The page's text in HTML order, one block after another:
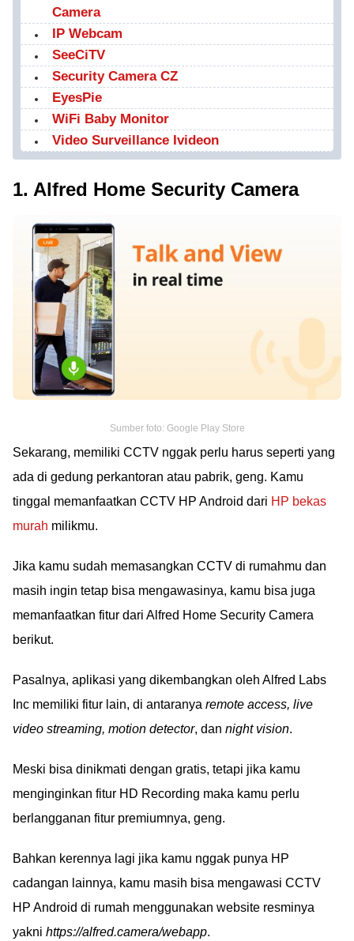
Camera
IP Webcam
SeeCiTV
Security Camera CZ
EyesPie
WiFi Baby Monitor
Video Surveillance Ivideon
1. Alfred Home Security Camera
Sumber foto: Google Play Store
Sekarang, memiliki CCTV nggak perlu harus seperti yang
ada di gedung perkantoran atau pabrik, geng. Kamu
tinggal memanfaatkan CCTV HP Android dari HP bekas
murah milikmu.
Jika kamu sudah memasangkan CCTV di rumahmu dan
masih ingin tetap bisa mengawasinya, kamu bisa juga
memanfaatkan fitur dari Alfred Home Security Camera
berikut.
Pasalnya, aplikasi yang dikembangkan oleh Alfred Labs
Inc memiliki fitur lain, di antaranya remote access, live
video streaming, motion detector, dan night vision.
Meski bisa dinikmati dengan gratis, tetapi jika kamu
menginginkan fitur HD Recording maka kamu perlu
berlangganan fitur premiumnya, geng.
Bahkan kerennya lagi jika kamu nggak punya HP
cadangan lainnya, kamu masih bisa mengawasi CCTV
HP Android di rumah menggunakan website resminya
yakni https://alfred.camera/webapp.